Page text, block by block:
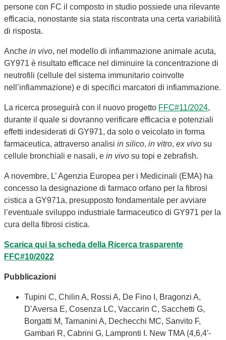
persone con FC il composto in studio possiede una rilevante
efficacia, nonostante sia stata riscontrata una certa variabilità
di risposta.
Anche in vivo, nel modello di infiammazione animale acuta,
GY971 è risultato efficace nel diminuire la concentrazione di
neutrofili (cellule del sistema immunitario coinvolte
nell’infiammazione) e di specifici marcatori di infiammazione.
La ricerca proseguirà con il nuovo progetto FFC#11/2024,
durante il quale si dovranno verificare efficacia e potenziali
effetti indesiderati di GY971, da solo o veicolato in forma
farmaceutica, attraverso analisi in silico, in vitro, ex vivo su
cellule bronchiali e nasali, e in vivo su topi e zebrafish.
A novembre, L’ Agenzia Europea per i Medicinali (EMA) ha
concesso la designazione di farmaco orfano per la fibrosi
cistica a GY971a, presupposto fondamentale per avviare
l’eventuale sviluppo industriale farmaceutico di GY971 per la
cura della fibrosi cistica.
Scarica qui la scheda della Ricerca trasparente
FFC#10/2022
Pubblicazioni
Tupini C, Chilin A, Rossi A, De Fino I, Bragonzi A,
D’Aversa E, Cosenza LC, Vaccarin C, Sacchetti G,
Borgatti M, Tamanini A, Dechecchi MC, Sanvito F,
Gambari R, Cabrini G, Lampronti I. New TMA (4,6,4′-